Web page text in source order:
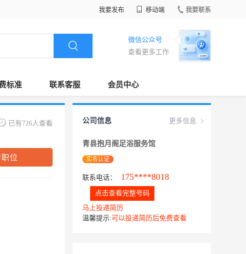
我要发布 移动端 我要联系
微信公众号
查看更多工作
标准 联系客服 会员中心
已有726人查看
位
更多信息
公司信息
青县抱月阁足浴服务馆
实名认证
联系电话： 175****8018
点击查看完整号码
马上投递简历
温馨提示: 可以投递简历后免费查看